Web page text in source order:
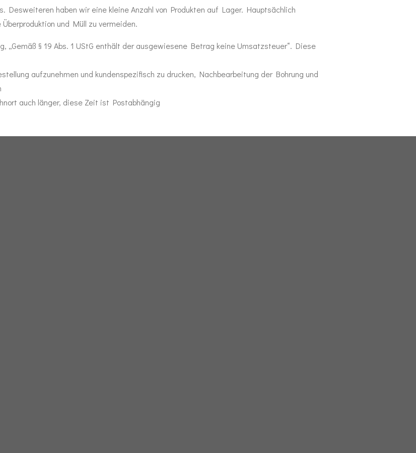
Desweiteren haben wir eine kleine Anzahl von Produkten auf Lager. Hauptsächlich
und Müll zu vermeiden.
„Gemäß § 19 Abs. 1 UStG enthält der ausgewiesene Betrag keine Umsatzsteuer“. Diese
aufzunehmen und kundenspezifisch zu drucken, Nachbearbeitung der Bohrung und
auch länger, diese Zeit ist Postabhängig